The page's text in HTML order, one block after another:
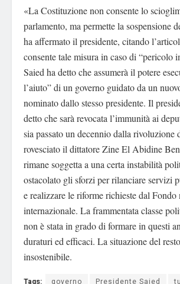
«La Costituzione non consente lo
parlamento, ma permette la sospensione
ha affermato il presidente, citando
consente tale misura in caso di “pericolo
Saied ha detto che assumerà il potere
l’aiuto” di un governo guidato da un
nominato dallo stesso presidente. Il
detto che sarà revocata l’immunità ai
sia passato un decennio dalla rivoluzione
rovesciato il dittatore Zine El Abidine
rimane soggetta a una certa instabilità
ostacolato gli sforzi per rilanciare servizi
e realizzare le riforme richieste dal Fondo
internazionale. La frammentata classe
non è stata in grado di formare in questi
duraturi ed efficaci. La situazione del
insostenibile.
Tags: governo Presidente Saied